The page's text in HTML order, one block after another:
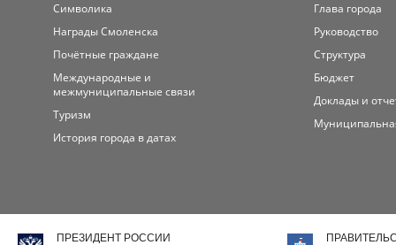
Символика
Награды Смоленска
Почётные граждане
Международные и
межмуниципальные связи
Туризм
История города в датах
Глава города
Руководство
Структура
Бюджет
Доклады и
ПРЕЗИДЕНТ РОССИИ